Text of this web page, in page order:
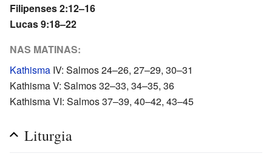
Filipenses 2:12–16
Lucas 9:18–22
NAS MATINAS:
Kathisma IV: Salmos 24–26, 27–29, 30–31
Kathisma V: Salmos 32–33, 34–35, 36
Kathisma VI: Salmos 37–39, 40–42, 43–45
Liturgia